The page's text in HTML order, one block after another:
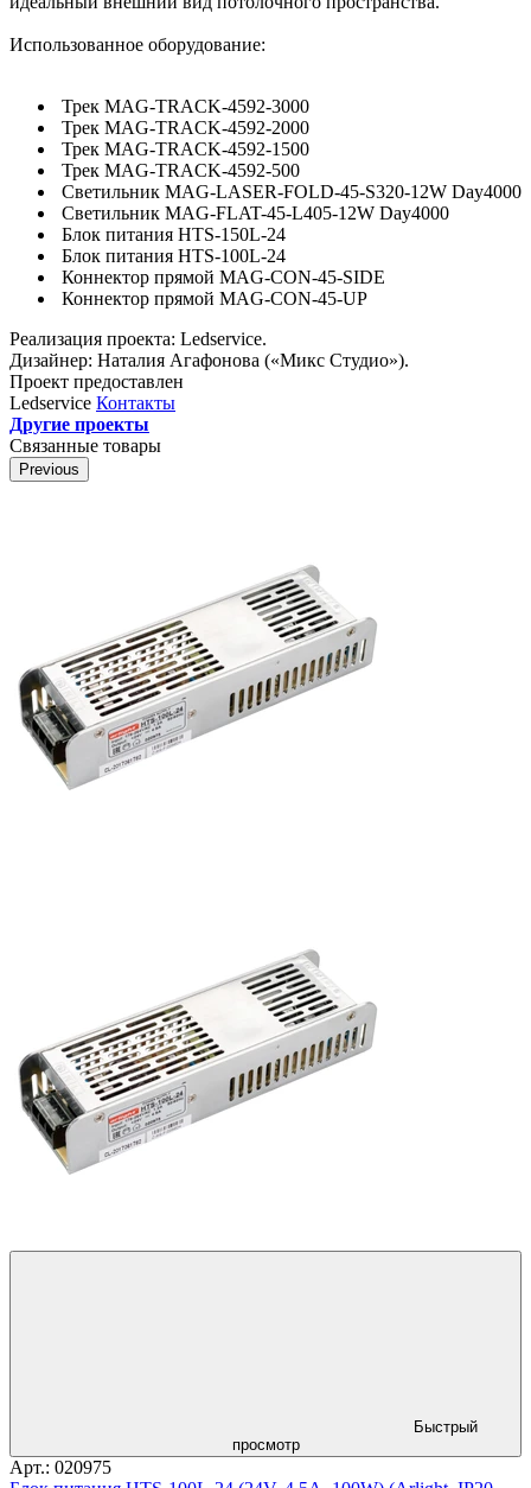
Использованное оборудование:
Трек MAG-TRACK-4592-3000
Трек MAG-TRACK-4592-2000
Трек MAG-TRACK-4592-1500
Трек MAG-TRACK-4592-500
Светильник MAG-LASER-FOLD-45-S320-12W Day4000
Светильник MAG-FLAT-45-L405-12W Day4000
Блок питания HTS-150L-24
Блок питания HTS-100L-24
Коннектор прямой MAG-CON-45-SIDE
Коннектор прямой MAG-CON-45-UP
Реализация проекта: Ledservice.
Дизайнер: Наталия Агафонова («Микс Студио»).
Проект предоставлен
Ledservice Контакты
Другие проекты
Связанные товары
Previous
Быстрый
просмотр
Арт.: 020975